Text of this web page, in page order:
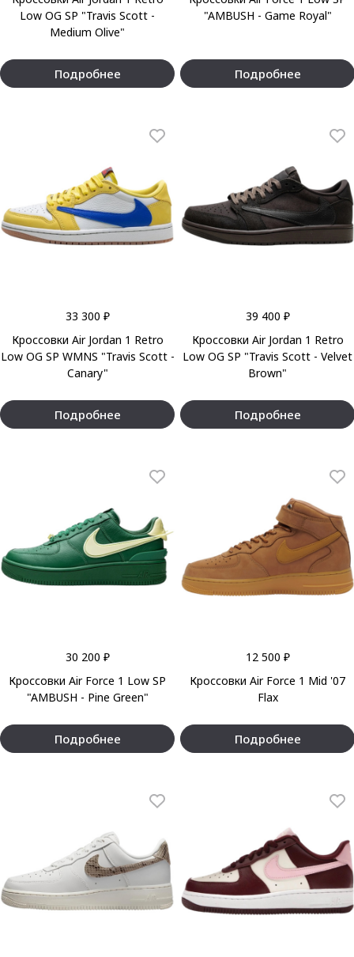
Low OG SP "Travis Scott -
Medium Olive"
Подробнее
"AMBUSH - Game Royal"
Подробнее
33 300 ₽
Кроссовки Air Jordan 1 Retro
Low OG SP WMNS "Travis Scott -
Canary"
Подробнее
39 400 ₽
Кроссовки Air Jordan 1 Retro
Low OG SP "Travis Scott - Velvet
Brown"
Подробнее
30 200 ₽
Кроссовки Air Force 1 Low SP
"AMBUSH - Pine Green"
Подробнее
12 500 ₽
Кроссовки Air Force 1 Mid '07
Flax
Подробнее